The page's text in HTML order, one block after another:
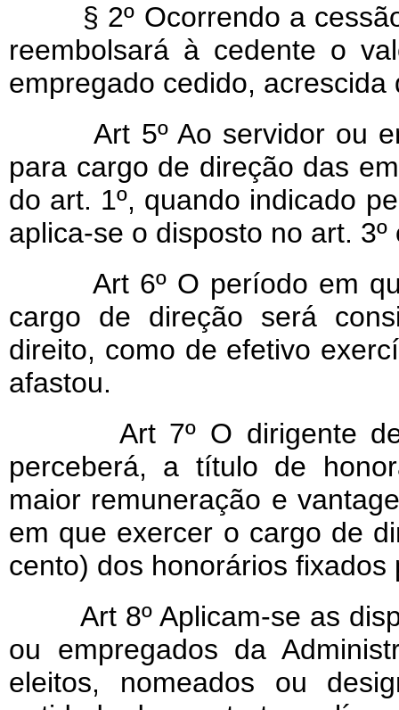
§ 2º Ocorrendo a
reembolsará à cedente o
empregado cedido,
Art 5º Ao servidor ou
para cargo de direção das
do art. 1º, quando indicado
aplica-se o disposto no art.
Art 6º O período em
cargo de direção será
direito, como de efetivo
afastou.
Art 7º O dirigente
perceberá, a título de
maior remuneração e
em que exercer o cargo de
cento) dos honorários fixados
Art 8º Aplicam-se as
ou empregados da
eleitos, nomeados ou